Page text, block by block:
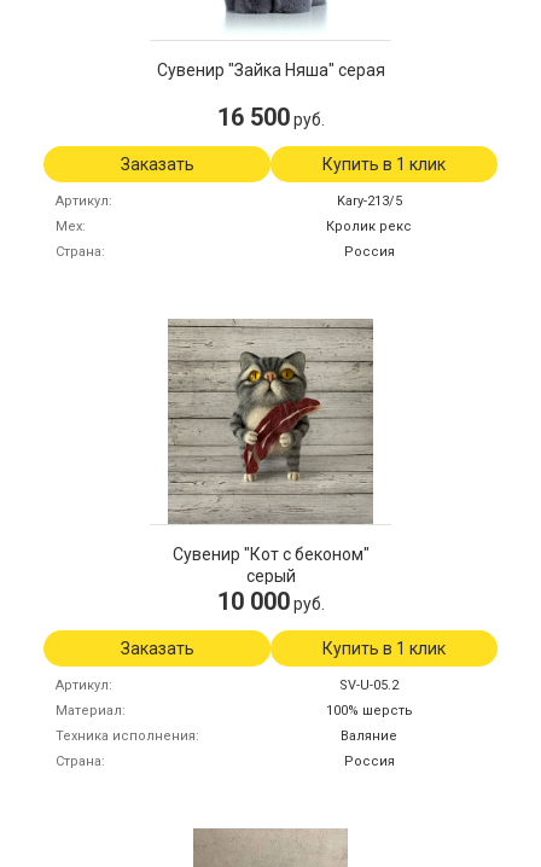
Сувенир "Зайка Няша" серая
16 500 руб.
Заказать Купить в 1 клик
Артикул
Kary-213/5
Мех
Кролик рекс
Страна
Россия
Сувенир "Кот с беконом"
серый
10 000 руб.
Заказать Купить в 1 клик
Артикул
SV-U-05.2
Материал
100% шерсть
Техника исполнения
Валяние
Страна
Россия